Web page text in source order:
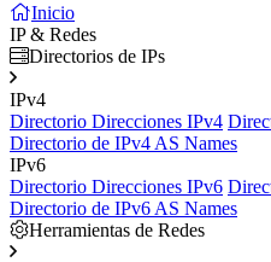
Inicio
IP & Redes
Directorios de IPs
IPv4
Directorio Direcciones IPv4
Directorio de IPv4 AS Names
IPv6
Directorio Direcciones IPv6
Directorio de IPv6 AS Names
Herramientas de Redes